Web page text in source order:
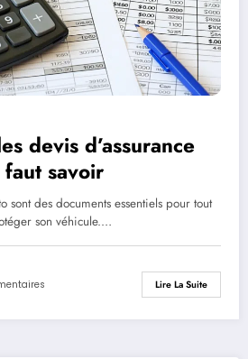
devis d’assurance
savoir
sont des documents essentiels pour tout
son véhicule.…
Lire La Suite